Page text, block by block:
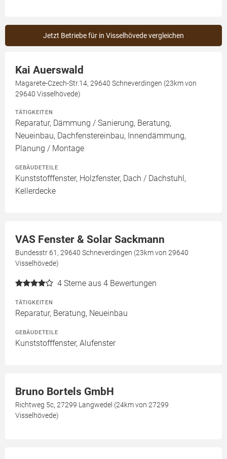
Jetzt Betriebe für in Visselhövede vergleichen
Kai Auerswald
Magarete-Czech-Str.14, 29640 Schneverdingen (23km von
29640 Visselhövede)
TÄTIGKEITEN
Reparatur, Dämmung / Sanierung, Beratung,
Neueinbau, Dachfenstereinbau, Innendämmung,
Planung / Montage
GEBÄUDETEILE
Kunststofffenster, Holzfenster, Dach / Dachstuhl,
Kellerdecke
VAS Fenster & Solar Sackmann
Bundesstr 61, 29640 Schneverdingen (23km von 29640
Visselhövede)
4 Sterne aus 4 Bewertungen
TÄTIGKEITEN
Reparatur, Beratung, Neueinbau
GEBÄUDETEILE
Kunststofffenster, Alufenster
Bruno Bortels GmbH
Richtweg 5c, 27299 Langwedel (24km von 27299
Visselhövede)